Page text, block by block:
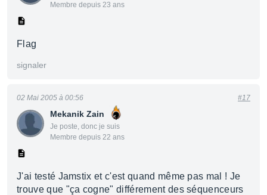
Membre depuis 23 ans
Flag
signaler
Mekanik Zain
Je poste, donc je suis
Membre depuis 22 ans
02 Mai 2005 à 00:56 #17
J'ai testé Jamstix et c'est quand même pas mal ! Je
trouve que "ça cogne" différement des séquenceurs